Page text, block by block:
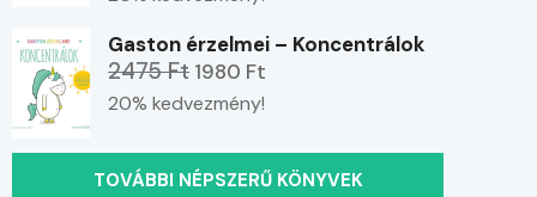
Gaston érzelmei – Koncentrálok
2475 Ft 1980 Ft
20% kedvezmény!
TOVÁBBI NÉPSZERŰ KÖNYVEK